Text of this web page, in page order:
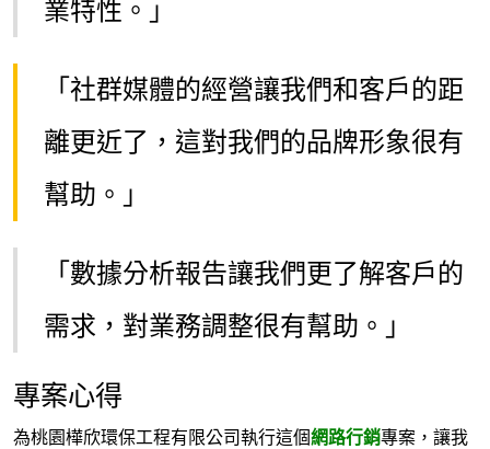
業特性。」
「社群媒體的經營讓我們和客戶的距
離更近了，這對我們的品牌形象很有
幫助。」
「數據分析報告讓我們更了解客戶的
需求，對業務調整很有幫助。」
專案心得
為桃園樺欣環保工程有限公司執行這個網路行銷專案，讓我